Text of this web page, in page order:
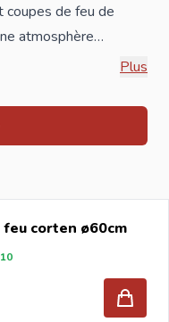
coupes de feu de
atmosphère
Fabriqués en
pour jardin et
Fabriqué en
d'atmosphère absolu
également dans
et que vous
palette, envoyez votre
recevrez une offre
Plus
corten ø60cm